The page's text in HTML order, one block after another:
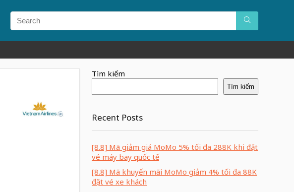
Tìm kiếm
Tìm kiếm
Recent Posts
[8.8] Mã giảm giá MoMo 5% tối đa 288K khi đặt
vé máy bay quốc tế
[8.8] Mã khuyến mãi MoMo giảm 4% tối đa 88K
đặt vé xe khách